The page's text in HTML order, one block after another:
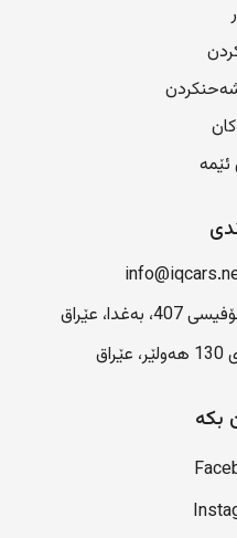
ئێمە
بکە